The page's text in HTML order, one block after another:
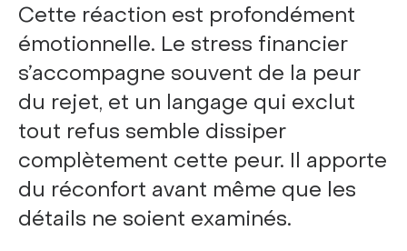
Cette réaction est profondément
émotionnelle. Le stress financier
s’accompagne souvent de la peur
du rejet, et un langage qui exclut
tout refus semble dissiper
complètement cette peur. Il apporte
du réconfort avant même que les
détails ne soient examinés.